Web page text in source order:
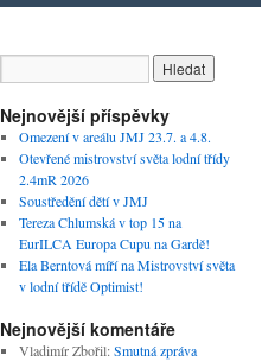
Nejnovější příspěvky
Omezení v areálu JMJ 23.7. a 4.8.
Otevřené mistrovství světa lodní třídy
2.4mR 2026
Soustředění dětí v JMJ
Tereza Chlumská v top 15 na
EurILCA Europa Cupu na Gardě!
Ela Berntová míří na Mistrovství světa
v lodní třídě Optimist!
Nejnovější komentáře
Vladimír Zbořil:Smutná zpráva